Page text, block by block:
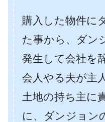
購入した物件に
た事から、ダン
発生して会社を
会人やる夫が主
土地の持ち主に
に、ダンジョン